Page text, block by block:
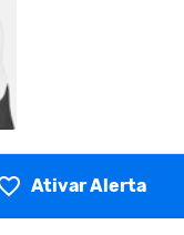
Ativar Alerta